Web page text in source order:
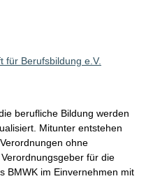
für Berufsbildung e.V.
berufliche Bildung werden
Mitunter entstehen
ohne
für die
BMWK im Einvernehmen mit